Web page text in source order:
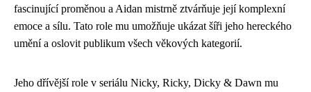
fascinující proměnou a Aidan mistrně ztvárňuje její komplexní
emoce a sílu. Tato role mu umožňuje ukázat šíři jeho hereckého
umění a oslovit publikum všech věkových kategorií.
Jeho dřívější role v seriálu Nicky, Ricky, Dicky & Dawn mu